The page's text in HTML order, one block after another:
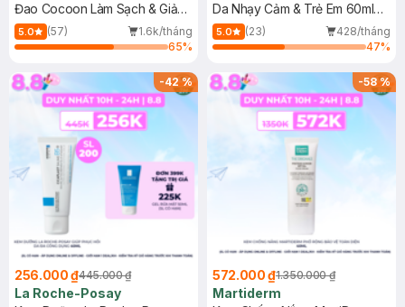
Đao Cocoon Làm Sạch & Giảm
Dầu 500ml
5.0 (57)
1.6k/tháng
65%
Da Nhạy Cảm & Trẻ Em 60ml
(Mới)
5.0 (23)
428/tháng
47%
-42%
256.000 ₫445.000 ₫
La Roche-Posay
-58%
572.000 ₫1.350.000 ₫
Martiderm